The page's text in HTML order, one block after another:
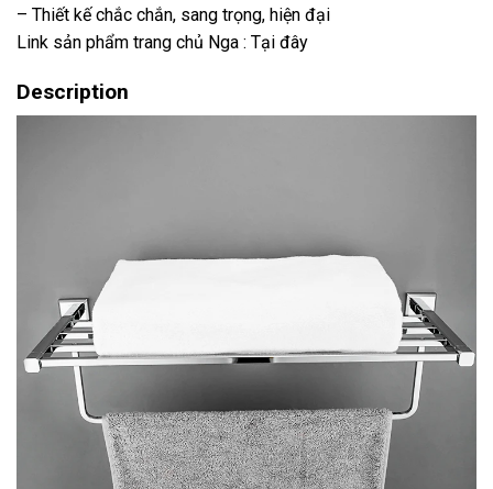
– Thiết kế chắc chắn, sang trọng, hiện đại
Link sản phẩm trang chủ Nga : Tại đây
Description